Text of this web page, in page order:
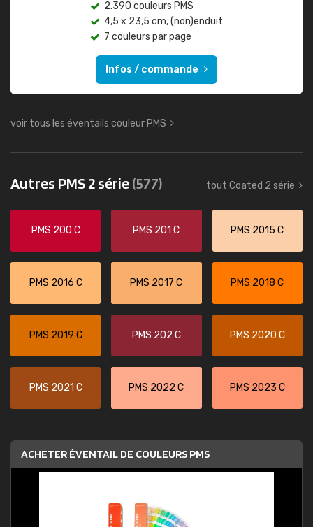
2.390 couleurs PMS
4,5 x 23,5 cm, (non)enduit
7 couleurs par page
Infos / commande
voir tous les éventails couleur PMS
Autres PMS 2 série(577) tout Coated 2 série
PMS 200 C PMS 201 C PMS 2015 C
PMS 2016 C PMS 2017 C PMS 2018 C
PMS 2019 C PMS 202 C PMS 2020 C
PMS 2021 C PMS 2022 C PMS 2023 C
ACHETER ÉVENTAIL DE COULEURS PMS